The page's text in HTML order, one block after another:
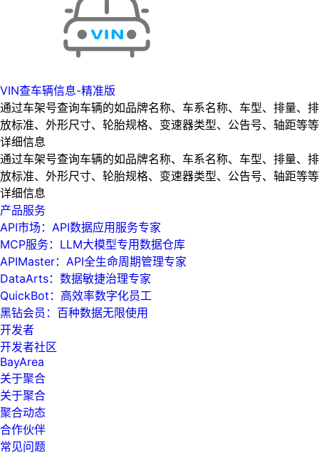
VIN查车辆信息-精准版
通过车架号查询车辆的如品牌名称、车系名称、车型、排量、排
放标准、外形尺寸、轮胎规格、变速器类型、公告号、轴距等等
详细信息
通过车架号查询车辆的如品牌名称、车系名称、车型、排量、排
放标准、外形尺寸、轮胎规格、变速器类型、公告号、轴距等等
详细信息
产品服务
API市场：API数据应用服务专家
MCP服务：LLM大模型专用数据仓库
APIMaster：API全生命周期管理专家
DataArts：数据敏捷治理专家
QuickBot：高效率数字化员工
黑钻会员：百种数据无限使用
开发者
开发者社区
BayArea
关于聚合
关于聚合
聚合动态
合作伙伴
常见问题